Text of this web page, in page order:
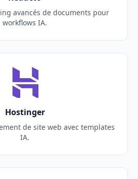
avancés de documents pour
workflows IA.
Hostinger
de site web avec templates
IA.